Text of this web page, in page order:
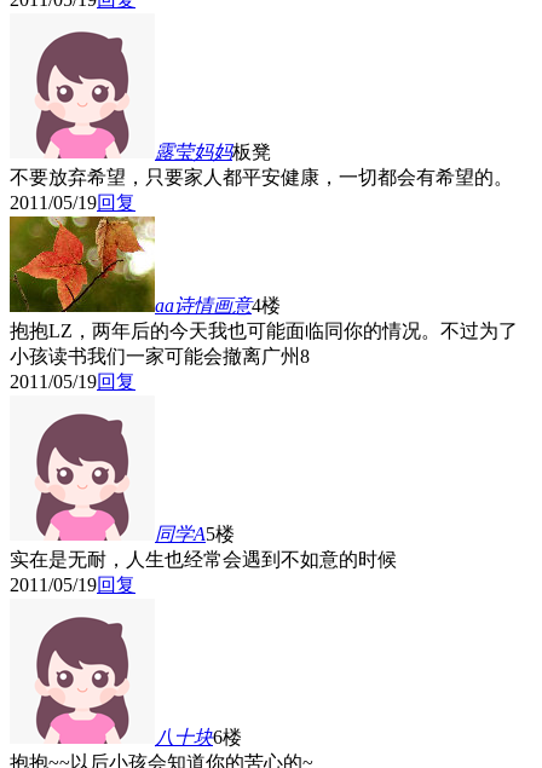
露莹妈妈板凳
不要放弃希望，只要家人都平安健康，一切都会有希望的。
2011/05/19回复
aa诗情画意4楼
抱抱LZ，两年后的今天我也可能面临同你的情况。不过为了
小孩读书我们一家可能会撤离广州8
2011/05/19回复
同学A5楼
实在是无耐，人生也经常会遇到不如意的时候
2011/05/19回复
八十块6楼
抱抱~~以后小孩会知道你的苦心的~